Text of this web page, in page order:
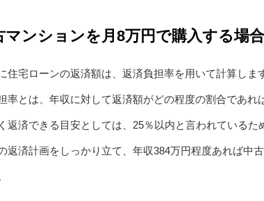
マンションを月8万円で購入する場
住宅ローンの返済額は、返済負担率を用いて計算しま
率とは、年収に対して返済額がどの程度の割合であれ
返済できる目安としては、25％以内と言われているた
返済計画をしっかり立て、年収384万円程度あれば中